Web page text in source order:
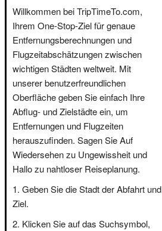
Willkommen bei TripTimeTo.com,
Ihrem One-Stop-Ziel für genaue
Entfernungsberechnungen und
Flugzeitabschätzungen zwischen
wichtigen Städten weltweit. Mit
unserer benutzerfreundlichen
Oberfläche geben Sie einfach Ihre
Abflug- und Zielstädte ein, um
Entfernungen und Flugzeiten
herauszufinden. Sagen Sie Auf
Wiedersehen zu Ungewissheit und
Hallo zu nahtloser Reiseplanung.
Geben Sie die Stadt der Abfahrt und
Ziel.
Klicken Sie auf das Suchsymbol,